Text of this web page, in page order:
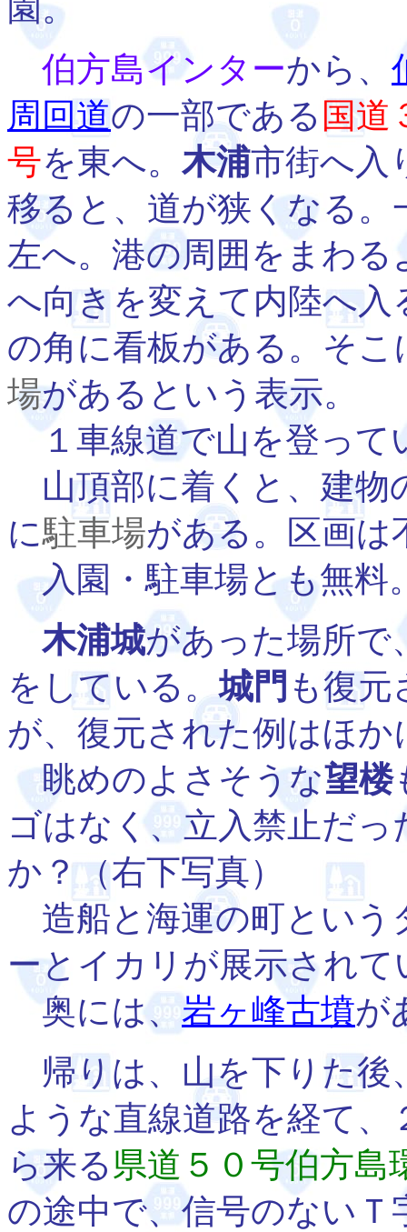
園。
伯方島インターから、
周回道の一部である 国道
号を東へ。 木浦市街へ入
移ると、道が狭くなる。
左へ。港の周囲をまわ
へ向きを変えて内陸へ
の角に看板がある。そこ
場があるという表示。
１車線道で山を登って
山頂部に着くと、建物
に駐車場がある。区画は
入園・駐車場とも無料
木浦城があった場所で
をしている。城門 も復
が、復元された例はほ
眺めのよさそうな望楼
ゴはなく、立入禁止だ
か？（右下写真）
造船と海運の町という
ーとイカリが展示されて
奥には、岩ヶ峰古墳が
帰りは、山を下りた後
ような直線道路を経て
ら来る 県道５０号伯方島
の途中で、信号のない